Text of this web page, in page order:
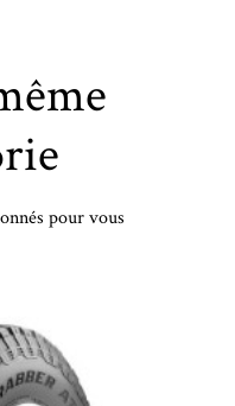
pour vous